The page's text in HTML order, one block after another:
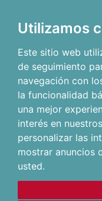
Utilizamos
Este sitio web
de seguimiento
navegación con
la funcionalidad
una mejor
interés en
personalizar las
mostrar anuncios
usted.